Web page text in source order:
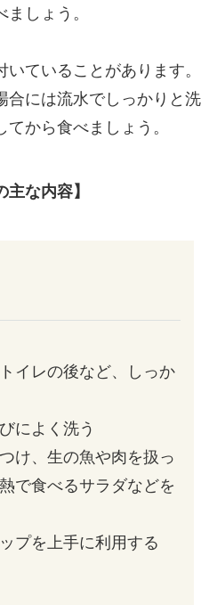
しょう。
ていることがあります。
合には流水でしっかりと洗
から食べましょう。
主な内容】
イレの後など、しっか
によく洗う
け、生の魚や肉を扱っ
で食べるサラダなどを
プを上手に利用する